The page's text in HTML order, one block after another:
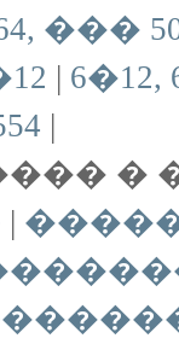
���
| 6�12,
|
�
|